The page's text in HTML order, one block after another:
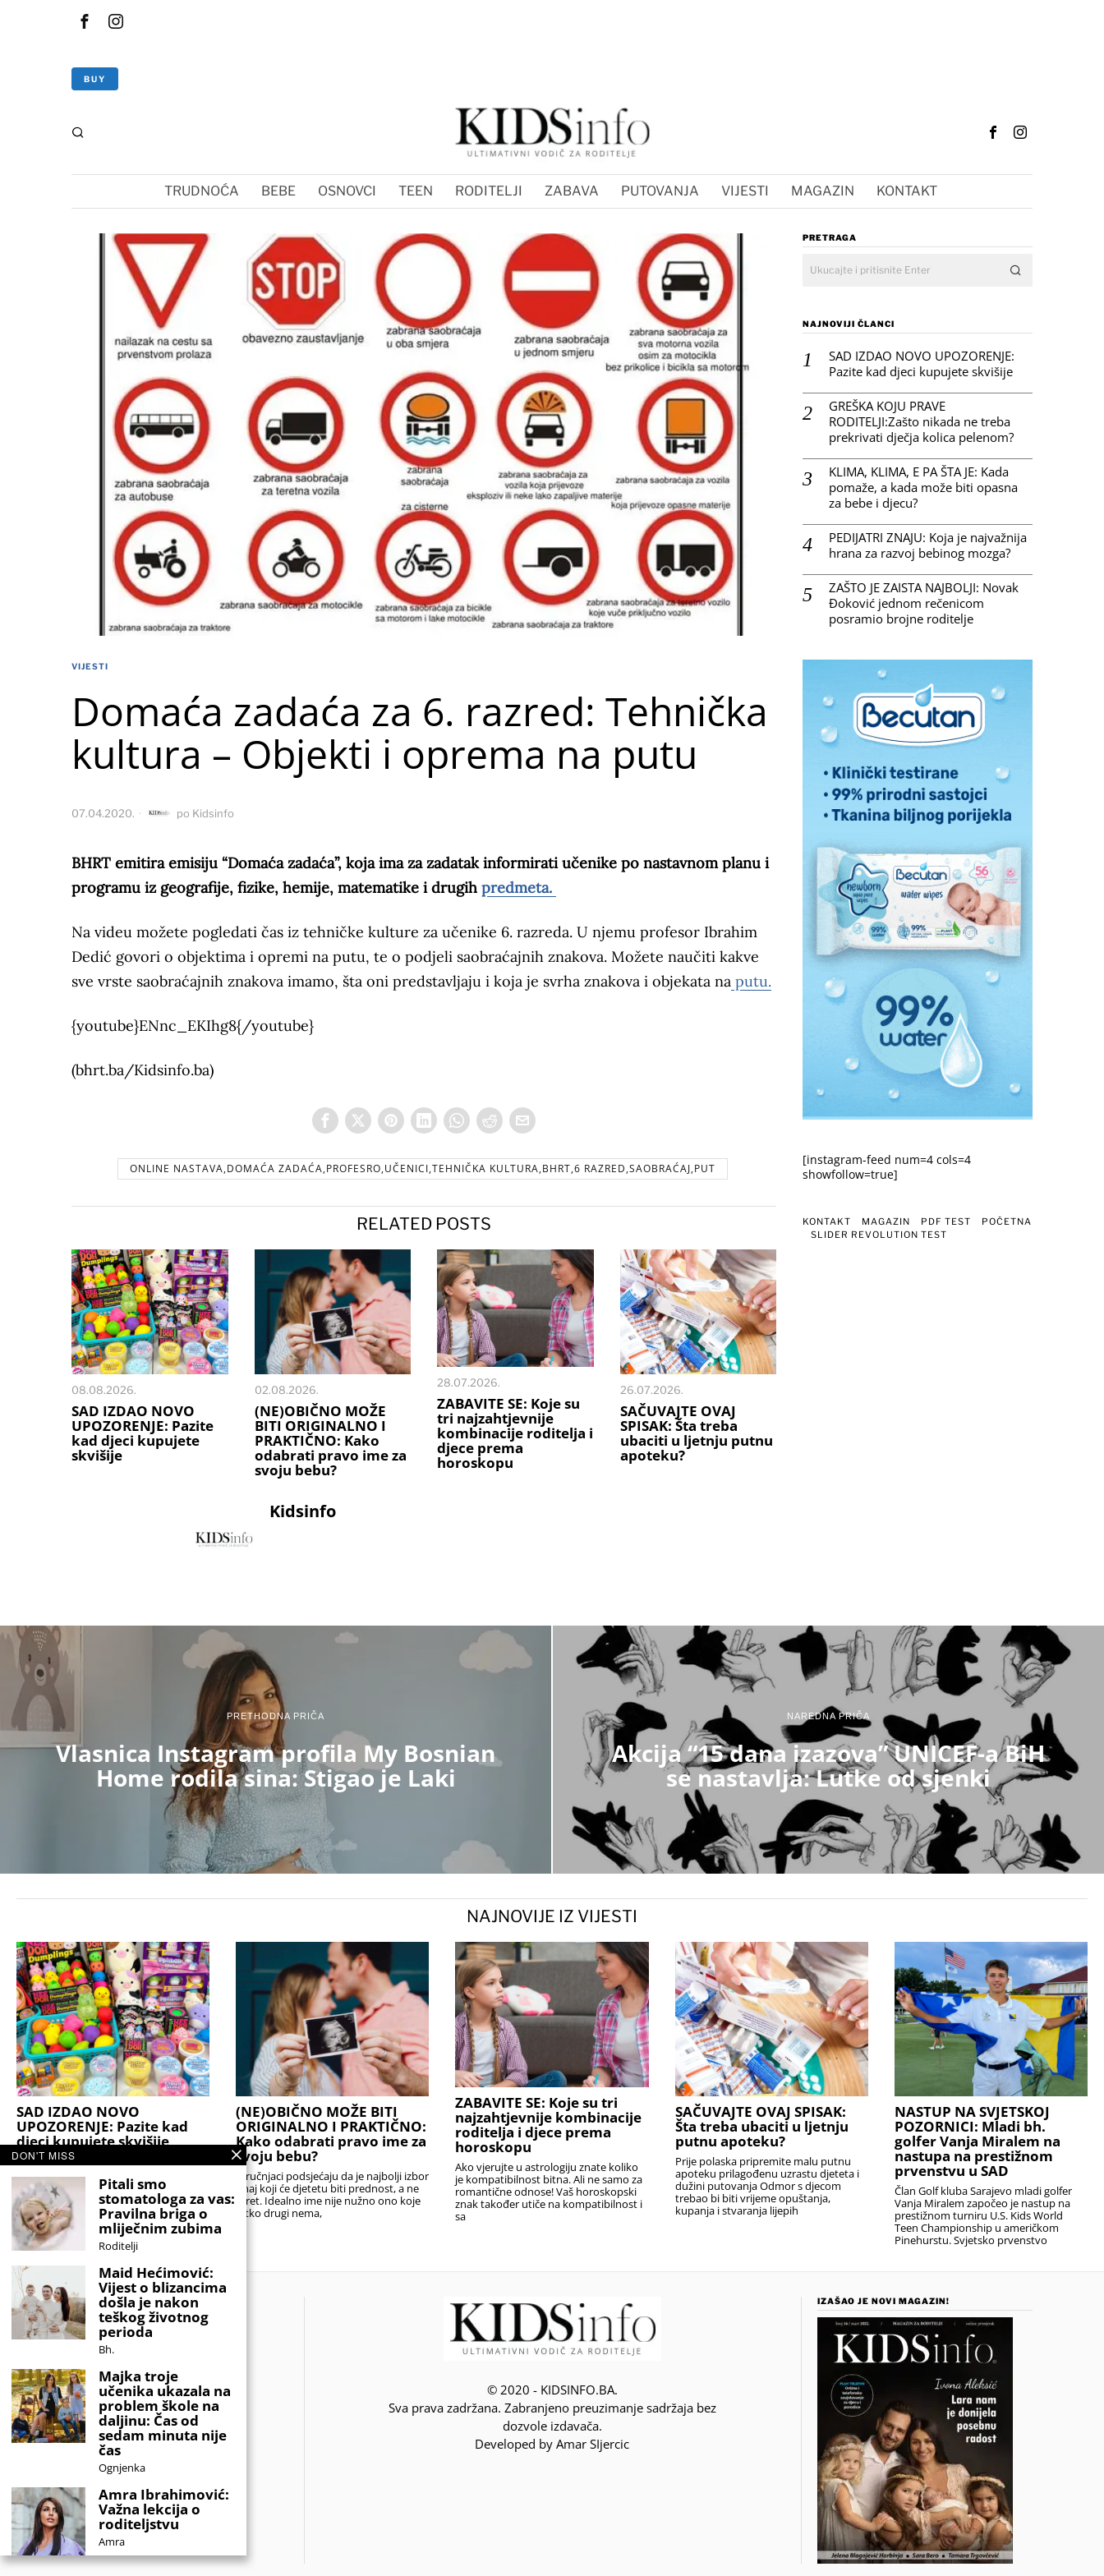
BUY
TRUDNOĆA BEBE OSNOVCI TEEN RODITELJI ZABAVA PUTOVANJA VIJESTI MAGAZIN KONTAKT
VIJESTI
Domaća zadaća za 6. razred: Tehnička
kultura – Objekti i oprema na putu
07.04.2020. po Kidsinfo
BHRT emitira emisiju “Domaća zadaća”, koja ima za zadatak informirati učenike po nastavnom planu i
programu iz geografije, fizike, hemije, matematike i drugih predmeta.
Na videu možete pogledati čas iz tehničke kulture za učenike 6. razreda. U njemu profesor Ibrahim
Dedić govori o objektima i opremi na putu, te o podjeli saobraćajnih znakova. Možete naučiti kakve
sve vrste saobraćajnih znakova imamo, šta oni predstavljaju i koja je svrha znakova i objekata na putu.
{youtube}ENnc_EKIhg8{/youtube}
(bhrt.ba/Kidsinfo.ba)
ONLINE NASTAVA,DOMAĆA ZADAĆA,PROFESRO,UČENICI,TEHNIČKA KULTURA,BHRT,6 RAZRED,SAOBRAĆAJ,PUT
RELATED POSTS
08.08.2026.
SAD IZDAO NOVO
UPOZORENJE: Pazite
kad djeci kupujete
skvišije
02.08.2026.
(NE)OBIČNO MOŽE
BITI ORIGINALNO I
PRAKTIČNO: Kako
odabrati pravo ime za
svoju bebu?
28.07.2026.
ZABAVITE SE: Koje su
tri najzahtjevnije
kombinacije roditelja i
djece prema
horoskopu
26.07.2026.
SAČUVAJTE OVAJ
SPISAK: Šta treba
ubaciti u ljetnju putnu
apoteku?
Kidsinfo
PRETRAGA
NAJNOVIJI ČLANCI
SAD IZDAO NOVO UPOZORENJE:
Pazite kad djeci kupujete skvišije
GREŠKA KOJU PRAVE
RODITELJI:Zašto nikada ne treba
prekrivati dječja kolica pelenom?
KLIMA, KLIMA, E PA ŠTA JE: Kada
pomaže, a kada može biti opasna
za bebe i djecu?
PEDIJATRI ZNAJU: Koja je najvažnija
hrana za razvoj bebinog mozga?
ZAŠTO JE ZAISTA NAJBOLJI: Novak
Đoković jednom rečenicom
posramio brojne roditelje
[instagram-feed num=4 cols=4
showfollow=true]
KONTAKT MAGAZIN PDF TEST
POČETNA
SLIDER REVOLUTION TEST
PRETHODNA PRIČA
Vlasnica Instagram profila My Bosnian
Home rodila sina: Stigao je Laki
NAREDNA PRIČA
Akcija “15 dana izazova” UNICEF-a BiH
se nastavlja: Lutke od sjenki
NAJNOVIJE IZ VIJESTI
SAD IZDAO NOVO
UPOZORENJE: Pazite kad
djeci kupujete skvišije
Nema sumnje da je to hit igračka i da je
definitivno postala viralna. No to ne
znači da je baš sve u redu s
(NE)OBIČNO MOŽE BITI
ORIGINALNO I PRAKTIČNO:
Kako odabrati pravo ime za
svoju bebu?
Stručnjaci podsjećaju da je najbolji izbor
onaj koji će djetetu biti prednost, a ne
teret. Idealno ime nije nužno ono koje
nitko drugi nema,
ZABAVITE SE: Koje su tri
najzahtjevnije kombinacije
roditelja i djece prema
horoskopu
Ako vjerujte u astrologiju znate koliko
je kompatibilnost bitna. Ali ne samo za
romantične odnose! Vaš horoskopski
znak također utiče na kompatibilnost i
sa
SAČUVAJTE OVAJ SPISAK:
Šta treba ubaciti u ljetnju
putnu apoteku?
Prije polaska pripremite malu putnu
apoteku prilagođenu uzrastu djeteta i
dužini putovanja Odmor s djecom
trebao bi biti vrijeme opuštanja,
kupanja i stvaranja lijepih
NASTUP NA SVJETSKOJ
POZORNICI: Mladi bh.
golfer Vanja Miralem na
nastupa na prestižnom
prvenstvu u SAD
Član Golf kluba Sarajevo mladi golfer
Vanja Miralem započeo je nastup na
prestižnom turniru U.S. Kids World
Teen Championship u američkom
Pinehurstu. Svjetsko prvenstvo
© 2020 - KIDSINFO.BA.
Sva prava zadržana. Zabranjeno preuzimanje sadržaja bez
dozvole izdavača.
Developed by Amar SIjercic
IZAŠAO JE NOVI MAGAZIN!
DON'T MISS
Pitali smo
stomatologa za vas:
Pravilna briga o
mliječnim zubima
Roditelji
Maid Hećimović:
Vijest o blizancima
došla je nakon
teškog životnog
perioda
Bh.
Majka troje
učenika ukazala na
problem škole na
daljinu: Čas od
sedam minuta nije
čas
Ognjenka
Amra Ibrahimović:
Važna lekcija o
roditeljstvu
Amra